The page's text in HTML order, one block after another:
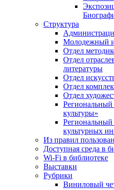
Структура
Молодежный
Отдел
Отдел
литературы
Отдел
Отдел
Отдел
культуры»
Региональный
культурных
Из правил
Доступная среда в
Wi-Fi в библиотеке
Выставки
Рубрики
Виниловый